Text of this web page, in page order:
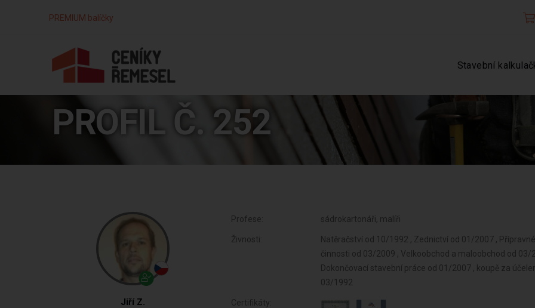
PREMIUM balíčky
Stavební
PROFIL Č. 252
Jiří Z.
Profese: sádrokartonáři, malíři
Živnosti:
Natěračství od 10/1992 , Zednictví od 01/2007 ,
činnosti od 03/2009 , Velkoobchod a maloobchod od
Dokončovací stavební práce od 01/2007 , koupě za
03/1992
Certifikáty: